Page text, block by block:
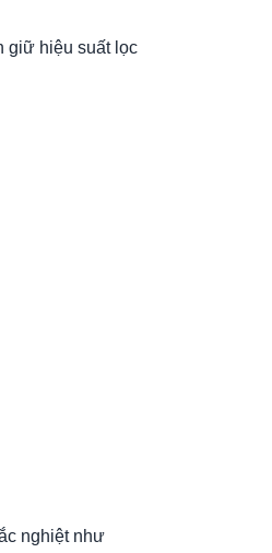
giữ hiệu suất lọc
nghiệt như